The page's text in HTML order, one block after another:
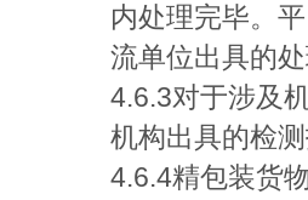
内处理完毕。
流单位出具的
4.6.3对于涉及
机构出具的检
4.6.4精包装货